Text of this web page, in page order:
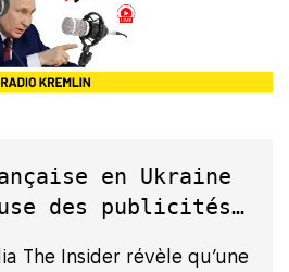
en Ukraine
des publicités
The Insider révèle qu’une